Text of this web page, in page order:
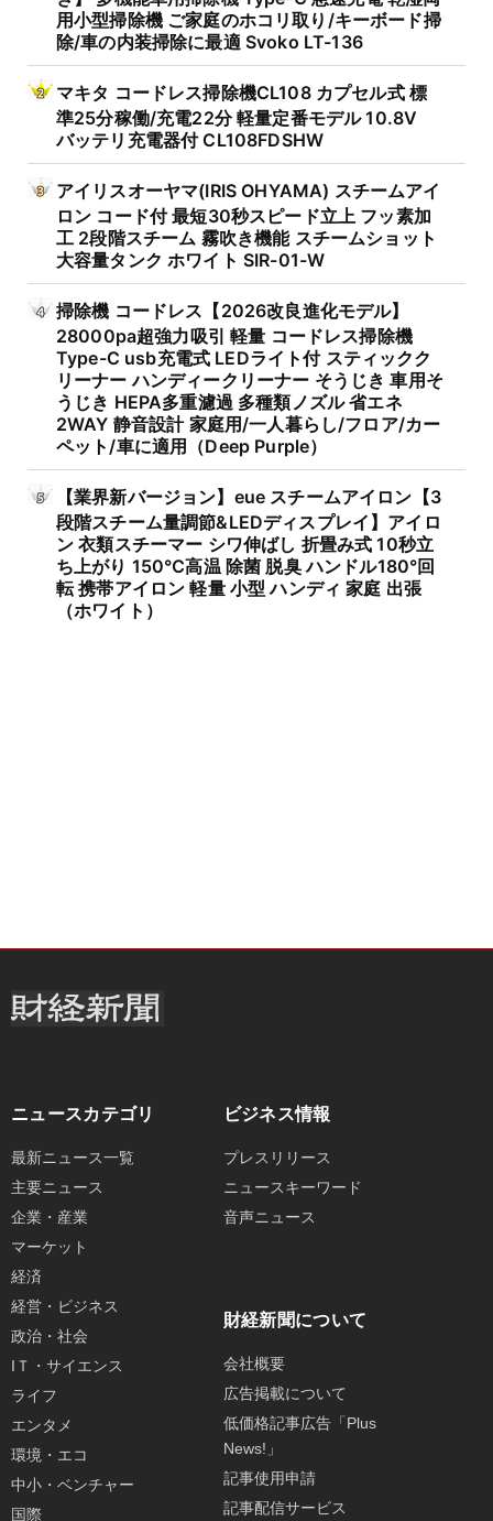
用小型掃除機 ご家庭のホコリ取り/キーボード掃
除/車の内装掃除に最適 Svoko LT-136
マキタ コードレス掃除機CL108 カプセル式 標
準25分稼働/充電22分 軽量定番モデル 10.8V
バッテリ充電器付 CL108FDSHW
アイリスオーヤマ(IRIS OHYAMA) スチームアイ
ロン コード付 最短30秒スピード立上 フッ素加
工 2段階スチーム 霧吹き機能 スチームショット
大容量タンク ホワイト SIR-01-W
掃除機 コードレス【2026改良進化モデル】
28000pa超強力吸引 軽量 コードレス掃除機
Type-C usb充電式 LEDライト付 スティックク
リーナー ハンディークリーナー そうじき 車用そ
うじき HEPA多重濾過 多種類ノズル 省エネ
2WAY 静音設計 家庭用/一人暮らし/フロア/カー
ペット/車に適用（Deep Purple）
【業界新バージョン】eue スチームアイロン【3
段階スチーム量調節&LEDディスプレイ】アイロ
ン 衣類スチーマー シワ伸ばし 折畳み式 10秒立
ち上がり 150℃高温 除菌 脱臭 ハンドル180°回
転 携帯アイロン 軽量 小型 ハンディ 家庭 出張
（ホワイト）
ニュースカテゴリ
最新ニュース一覧
主要ニュース
企業・産業
マーケット
経済
経営・ビジネス
政治・社会
IＴ・サイエンス
ライフ
エンタメ
環境・エコ
中小・ベンチャー
国際
ビジネス情報
プレスリリース
ニュースキーワード
音声ニュース
財経新聞について
会社概要
広告掲載について
低価格記事広告「Plus
News!」
記事使用申請
記事配信サービス